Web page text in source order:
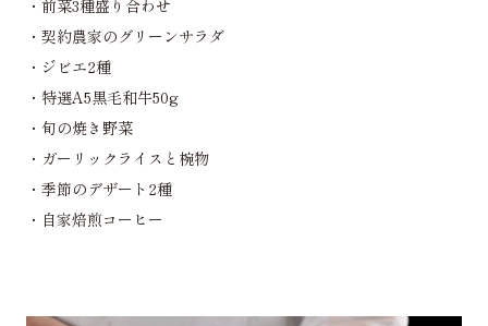
・前菜3種盛り合わせ
・契約農家のグリーンサラダ
・ジビエ2種
・特選A5黒毛和牛50g
・旬の焼き野菜
・ガーリックライスと椀物
・季節のデザート2種
・自家焙煎コーヒー